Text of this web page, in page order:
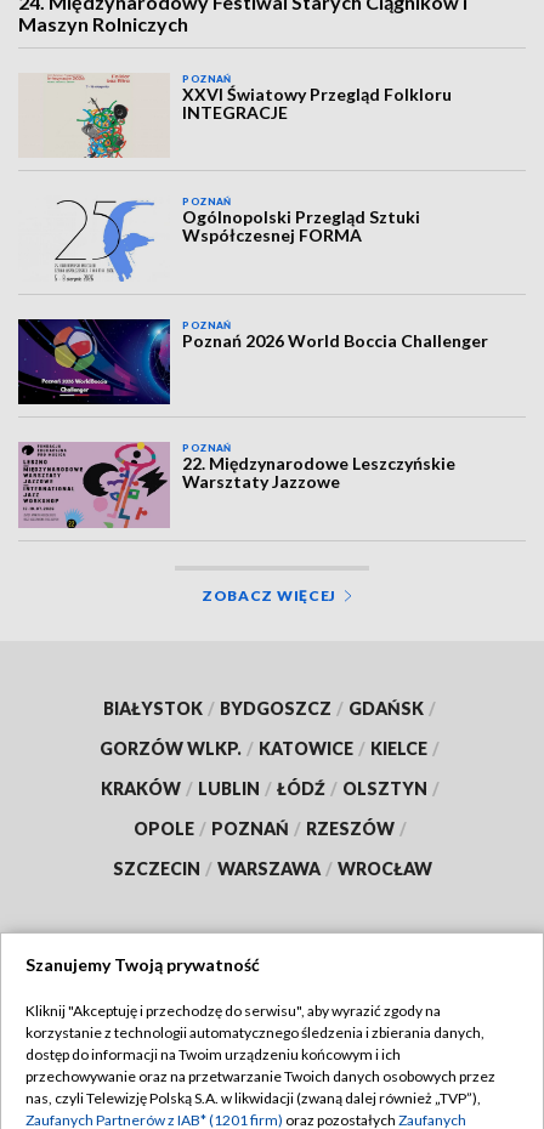
Maszyn Rolniczych
POZNAŃ
XXVI Światowy Przegląd Folkloru
INTEGRACJE
POZNAŃ
Ogólnopolski Przegląd Sztuki
Współczesnej FORMA
POZNAŃ
Poznań 2026 World Boccia Challenger
POZNAŃ
22. Międzynarodowe Leszczyńskie
Warsztaty Jazzowe
ZOBACZ WIĘCEJ
BIAŁYSTOK / BYDGOSZCZ / GDAŃSK /
GORZÓW WLKP. / KATOWICE / KIELCE /
KRAKÓW / LUBLIN / ŁÓDŹ / OLSZTYN /
OPOLE / POZNAŃ / RZESZÓW /
SZCZECIN / WARSZAWA / WROCŁAW
TVP
Abonament TVP
Emisja w TVP
Regulamin TVP
Polityka prywatności
Szanujemy Twoją prywatność
Kliknij "Akceptuję i przechodzę do serwisu", aby wyrazić zgody na
korzystanie z technologii automatycznego śledzenia i zbierania danych,
dostęp do informacji na Twoim urządzeniu końcowym i ich
przechowywanie oraz na przetwarzanie Twoich danych osobowych przez
nas, czyli Telewizję Polską S.A. w likwidacji (zwaną dalej również „TVP”),
Zaufanych Partnerów z IAB* (1201 firm) oraz pozostałych Zaufanych